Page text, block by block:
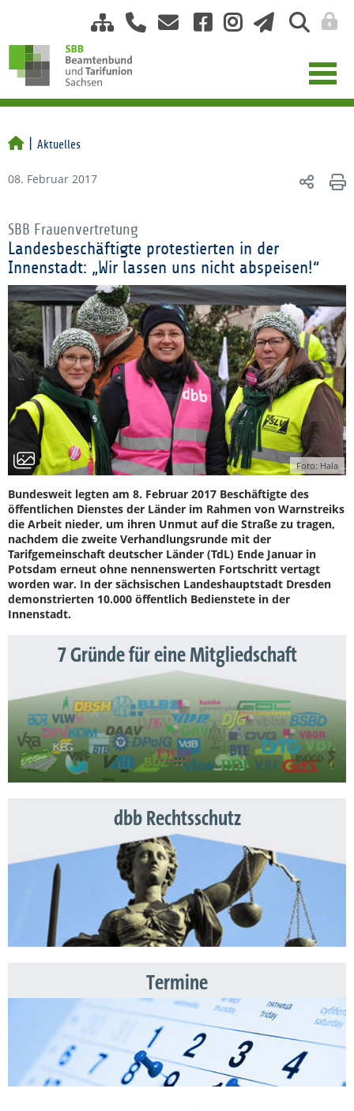
Aktuelles
08. Februar 2017
SBB Frauenvertretung
Landesbeschäftigte protestierten in der
Innenstadt: „Wir lassen uns nicht abspeisen!“
Foto: Hala
Bundesweit legten am 8. Februar 2017 Beschäftigte des
öffentlichen Dienstes der Länder im Rahmen von Warnstreiks
die Arbeit nieder, um ihren Unmut auf die Straße zu tragen,
nachdem die zweite Verhandlungsrunde mit der
Tarifgemeinschaft deutscher Länder (TdL) Ende Januar in
Potsdam erneut ohne nennenswerten Fortschritt vertagt
worden war. In der sächsischen Landeshauptstadt Dresden
demonstrierten 10.000 öffentlich Bedienstete in der
Innenstadt.
7 Gründe für eine Mitgliedschaft
dbb Rechtsschutz
Termine